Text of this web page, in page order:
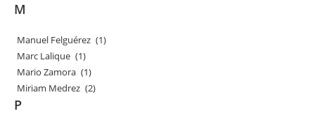
M
Manuel Felguérez (1)
Marc Lalique (1)
Mario Zamora (1)
Miriam Medrez (2)
P